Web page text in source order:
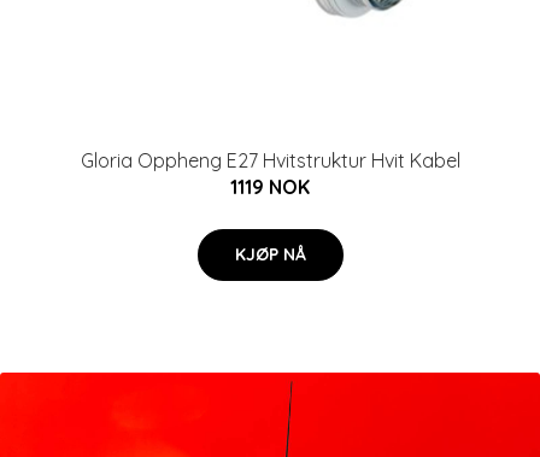
Gloria Oppheng E27 Hvitstruktur Hvit Kabel
1119 NOK
KJØP NÅ